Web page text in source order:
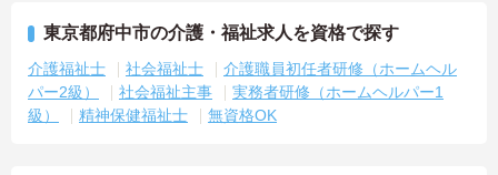
東京都府中市の介護・福祉求人を資格で探す
介護福祉士 社会福祉士
介護職員初任者研修（ホームヘル
パー2級）
社会福祉主事
実務者研修（ホームヘルパー1
級）
精神保健福祉士 無資格OK